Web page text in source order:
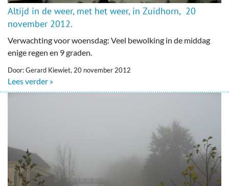
Altijd in de weer, met het weer, in Zuidhorn, 20
november 2012.
Verwachting voor woensdag: Veel bewolking in de middag
enige regen en 9 graden.
Door: Gerard Kiewiet, 20 november 2012
Lees verder »